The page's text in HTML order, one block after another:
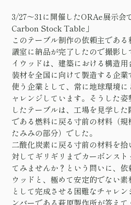
3/27〜31に開催したORAe展示会
Carbon Stock Table」
このテーブル制作の依頼主であ
議室に納品が完了したので撮影
イウッドは、建築における構造
装材を全国に向けて製造する企
使う企業として、常に地球環境
ャレンジしています。そうした
したテーブルは、工場を見学し
である燃料に戻る寸前の材料（
たみみの部分）でした。
二酸化炭素に戻る寸前の材料を
対してギリギリまでカーボンス
てみませんか？という問いに、依
ウッドと、極めて安定的でない
として完成させる困難なチャレ